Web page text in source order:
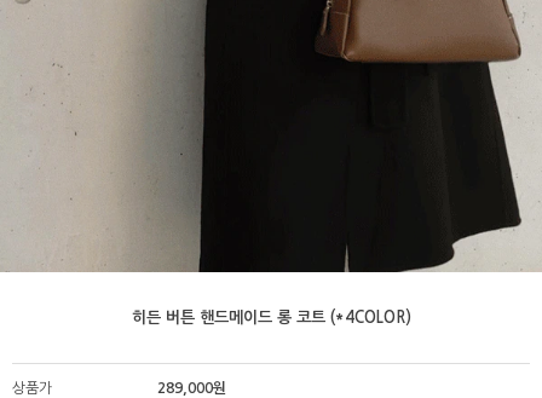
히든 버튼 핸드메이드 롱 코트 (*4COLOR)
상품가 289,000원